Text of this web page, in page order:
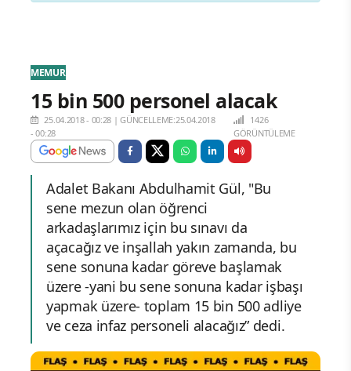
MEMUR
15 bin 500 personel alacak
25.04.2018 - 00:28 |GÜNCELLEME:25.04.2018
- 00:28
1426
GÖRÜNTÜLEME
Adalet Bakanı Abdulhamit Gül, "Bu
sene mezun olan öğrenci
arkadaşlarımız için bu sınavı da
açacağız ve inşallah yakın zamanda, bu
sene sonuna kadar göreve başlamak
üzere -yani bu sene sonuna kadar işbaşı
yapmak üzere- toplam 15 bin 500 adliye
ve ceza infaz personeli alacağız” dedi.